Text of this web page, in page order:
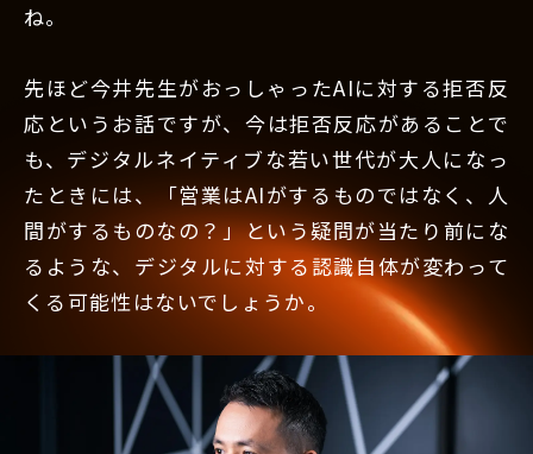
ね。
先ほど今井先生がおっしゃったAIに対する拒否反
応というお話ですが、今は拒否反応があることで
も、デジタルネイティブな若い世代が大人になっ
たときには、「営業はAIがするものではなく、人
間がするものなの？」という疑問が当たり前にな
るような、デジタルに対する認識自体が変わって
くる可能性はないでしょうか。